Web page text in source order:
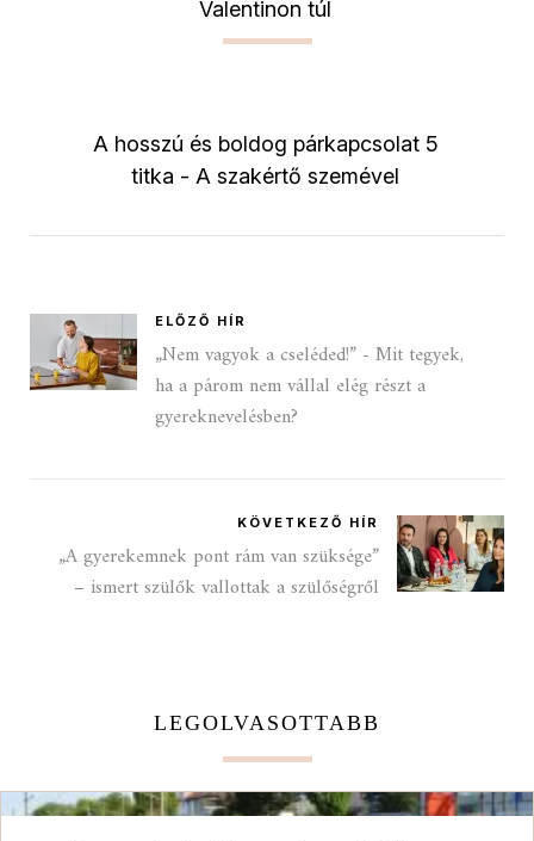
Valentinon túl
A hosszú és boldog párkapcsolat 5
titka - A szakértő szemével
ELŐZŐ HÍR
„Nem vagyok a cseléded!” - Mit tegyek,
ha a párom nem vállal elég részt a
gyereknevelésben?
KÖVETKEZŐ HÍR
„A gyerekemnek pont rám van szüksége”
– ismert szülők vallottak a szülőségről
LEGOLVASOTTABB